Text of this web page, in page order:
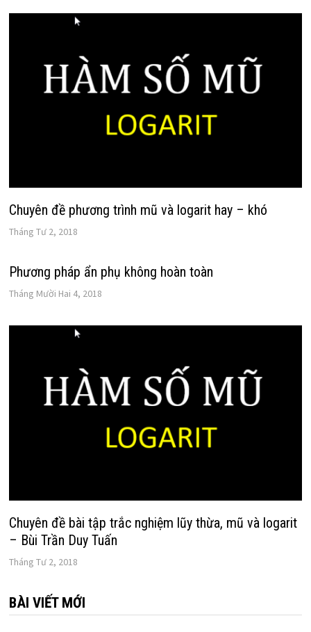
Chuyên đề phương trình mũ và logarit hay – khó
Tháng Tư 2, 2018
Phương pháp ẩn phụ không hoàn toàn
Tháng Mười Hai 4, 2018
Chuyên đề bài tập trắc nghiệm lũy thừa, mũ và logarit
– Bùi Trần Duy Tuấn
Tháng Tư 2, 2018
BÀI VIẾT MỚI